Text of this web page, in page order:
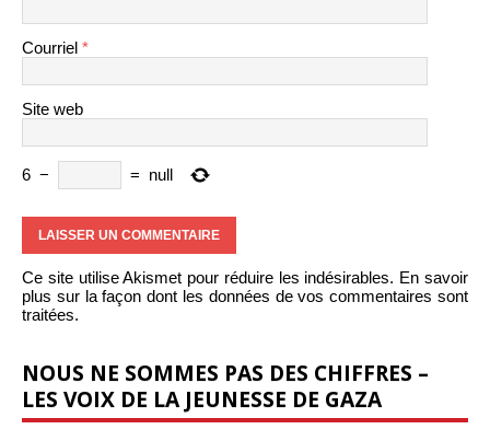
Courriel *
Site web
6 − = null
Ce site utilise Akismet pour réduire les indésirables. En savoir
plus sur la façon dont les données de vos commentaires sont
traitées.
NOUS NE SOMMES PAS DES CHIFFRES –
LES VOIX DE LA JEUNESSE DE GAZA